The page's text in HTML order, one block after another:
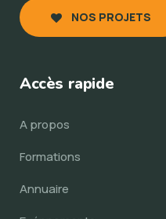
NOS PROJETS
Accès rapide
A propos
Formations
Annuaire